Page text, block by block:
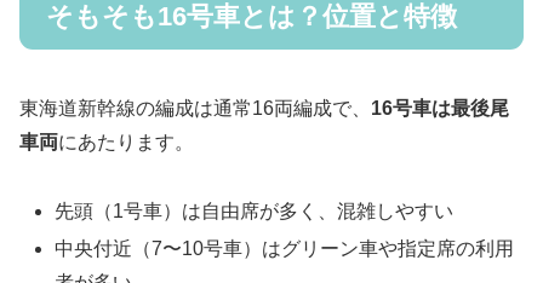
そもそも16号車とは？位置と特徴
東海道新幹線の編成は通常16両編成で、 16号車は最後尾
車両にあたります。
先頭（1号車）は自由席が多く、混雑しやすい
中央付近（7〜10号車）はグリーン車や指定席の利用